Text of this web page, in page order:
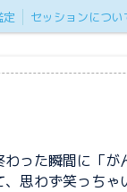
定 セッションについ
った瞬間に「が
思わず笑っちゃ